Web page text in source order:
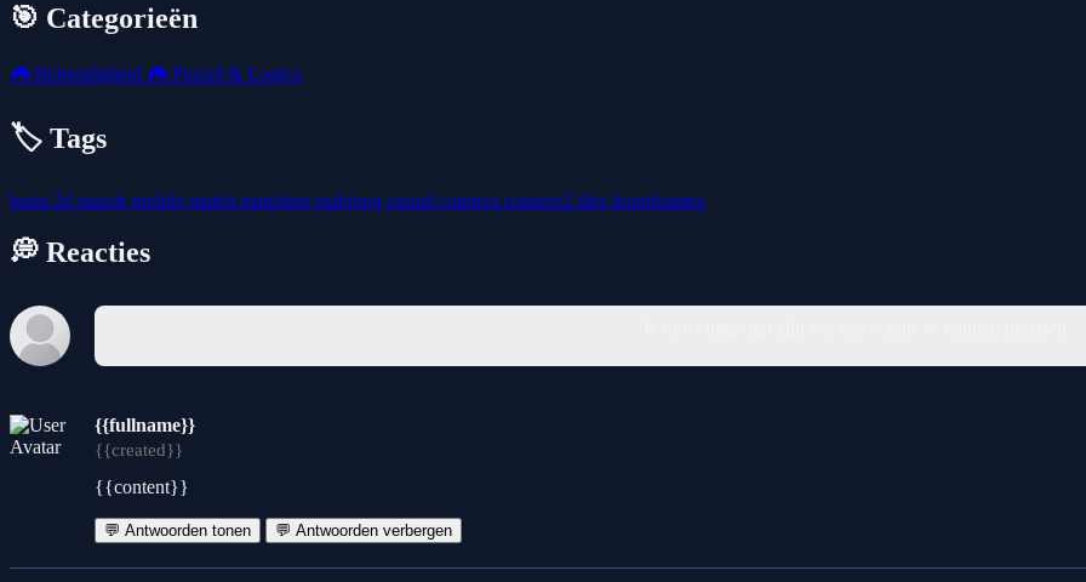
🎯 Categorieën
🎮 Behendigheid 🎮 Puzzel & Logica
🏷️ Tags
brain 2d puzzle mobile match matching mahjong casual connect connect2 tiles boardgames
💭 Reacties
{{fullname}}
{{created}}
{{content}}
💬 Antwoorden tonen 💬 Antwoorden verbergen